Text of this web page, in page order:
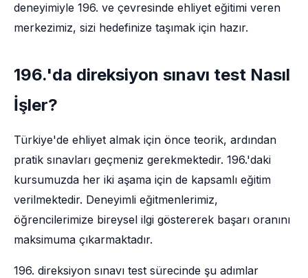
deneyimiyle 196. ve çevresinde ehliyet eğitimi veren
merkezimiz, sizi hedefinize taşımak için hazır.
196.'da direksiyon sınavı test Nasıl
İşler?
Türkiye'de ehliyet almak için önce teorik, ardından
pratik sınavları geçmeniz gerekmektedir. 196.'daki
kursumuzda her iki aşama için de kapsamlı eğitim
verilmektedir. Deneyimli eğitmenlerimiz,
öğrencilerimize bireysel ilgi göstererek başarı oranını
maksimuma çıkarmaktadır.
196. direksiyon sınavı test sürecinde şu adımlar